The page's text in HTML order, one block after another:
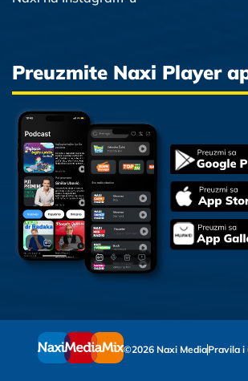
Preuzmite Naxi Player
©2026 Naxi MediaPravila i